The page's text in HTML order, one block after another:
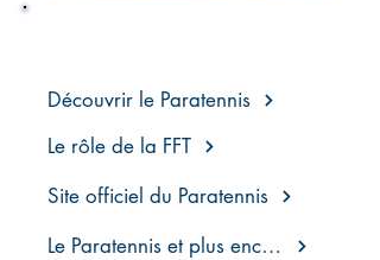
Découvrir le Paratennis
Le rôle de la FFT
Site officiel du Paratennis
Le Paratennis et plus encore